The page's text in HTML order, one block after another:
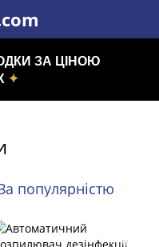
ЗА ЦІНОЮ
✦
популярністю